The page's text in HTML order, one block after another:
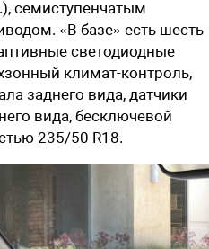
семиступенчатым
«В базе» есть шесть
светодиодные
климат-контроль,
заднего вида, датчики
вида, бесключевой
235/50 R18.